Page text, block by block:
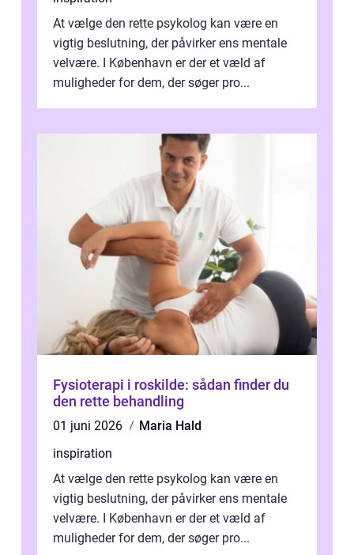
At vælge den rette psykolog kan være en
vigtig beslutning, der påvirker ens mentale
velvære. I København er der et væld af
muligheder for dem, der søger pro...
Fysioterapi i roskilde: sådan finder du
den rette behandling
01 juni 2026
Maria Hald
inspiration
At vælge den rette psykolog kan være en
vigtig beslutning, der påvirker ens mentale
velvære. I København er der et væld af
muligheder for dem, der søger pro...